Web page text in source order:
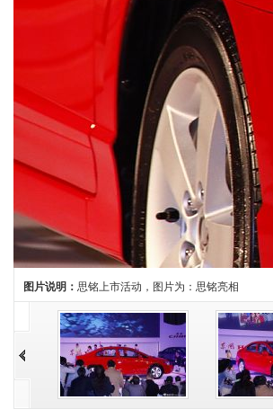
图片说明： 思铭上市活动，图片为：思铭亮相